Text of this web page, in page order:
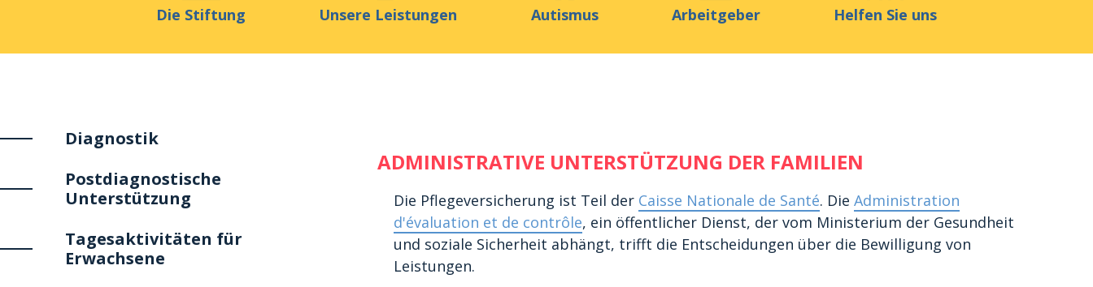
Die Stiftung Unsere Leistungen Autismus Arbeitgeber Helfen Sie uns
Diagnostik
Postdiagnostische
Unterstützung
Tagesaktivitäten für
Erwachsene
ADMINISTRATIVE UNTERSTÜTZUNG DER FAMILIEN
Die Pflegeversicherung ist Teil der Caisse Nationale de Santé. Die Administration
d'évaluation et de contrôle, ein öffentlicher Dienst, der vom Ministerium der Gesundheit
und soziale Sicherheit abhängt, trifft die Entscheidungen über die Bewilligung von
Leistungen.